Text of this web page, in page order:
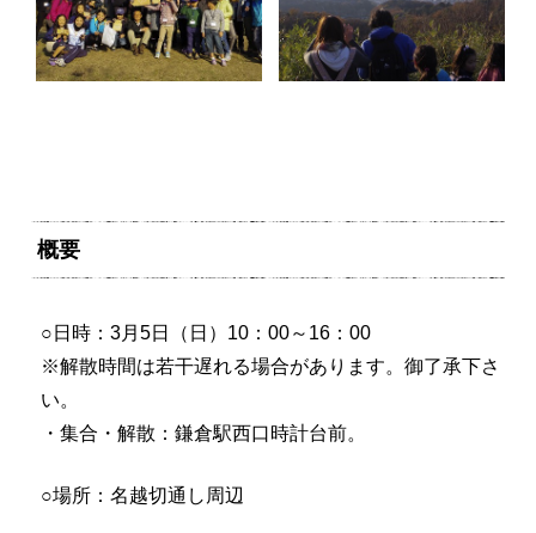
概要
○日時：3月5日（日）10：00～16：00
※解散時間は若干遅れる場合があります。御了承下さ
い。
・集合・解散：鎌倉駅西口時計台前。
○場所：名越切通し周辺